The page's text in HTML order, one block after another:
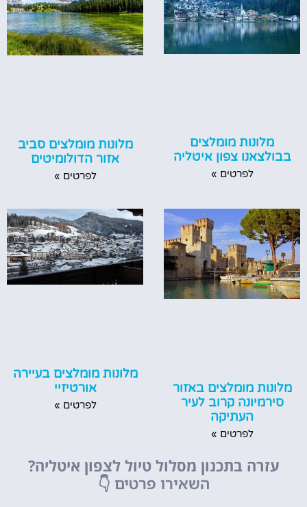
מלונות מומלצים
בבולצאנו צפון איטליה
לפרטים »
מלונות מומלצים סביב
אזור הדולומיטים
לפרטים »
מלונות מומלצים באזור
סירמיונה קרוב לעיר
העתיקה
לפרטים »
מלונות מומלצים בעיירה
אורטיזיי
לפרטים »
עזרה בתכנון מסלול טיול לצפון איטליה?
השאירו פרטים 👇